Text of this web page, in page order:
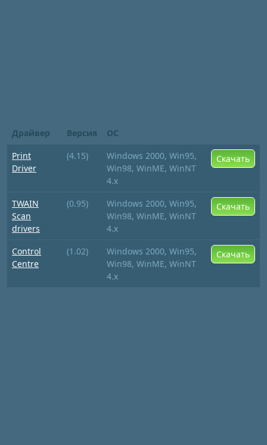
Драйвер Версия
ОС
Print
Driver
(4.15)
Windows 2000, Win95,
Win98, WinME, WinNT
4.x
Скачать
TWAIN
Scan
drivers
(0.95)
Windows 2000, Win95,
Win98, WinME, WinNT
4.x
Скачать
Control
Centre
(1.02)
Windows 2000, Win95,
Win98, WinME, WinNT
4.x
Скачать